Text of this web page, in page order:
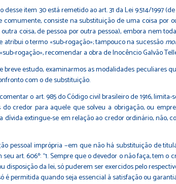
item 30 está remetido ao art. 31 da Lei 9.514/1997
comumente, consiste na substituição de uma coisa
coisa, de pessoa por outra pessoa), embora nem
atribui o termo «sub-rogação»; tampouco na sucessão
rogação», recomendar a obra de Inocêncio Galvão
estudo, examinarmos as modalidades peculiares
com o de substituição.
o art. 985 do Código civil brasileiro de 1916, limita-
credor para aquele que solveu a obrigação, ou
dívida extingue-se em relação ao credor ordinário,
imprópria −em que não há substituição de
art. 606º: “1. Sempre que o devedor o não faça,
disposição da lei, só puderem ser exercidos pelo
é permitida quando seja essencial à satisfação ou